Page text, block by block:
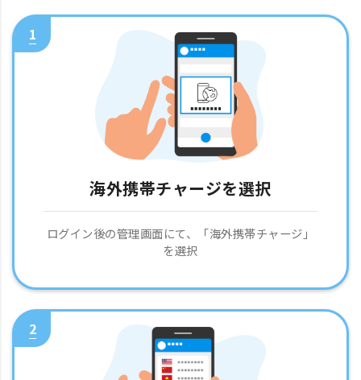
1
海外携帯チャージを選択
ログイン後の管理画面にて、「海外携帯チャージ」
を選択
2